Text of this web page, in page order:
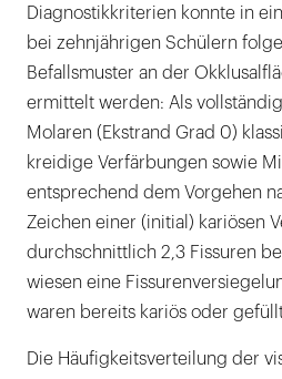
Diagnostikkriterien konnte in
bei zehnjährigen Schülern
Befallsmuster an der
ermittelt werden: Als
Molaren (Ekstrand Grad 0)
kreidige Verfärbungen sowie
entsprechend dem Vorgehen
Zeichen einer (initial) kariösen
durchschnittlich 2,3 Fissuren
wiesen eine
waren bereits kariös oder
Die Häufigkeitsverteilung der